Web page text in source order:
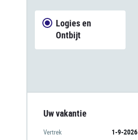
Logies en
Ontbijt
Uw vakantie
Vertrek 1-9-2026